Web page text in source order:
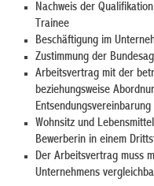
Nachweis der
Trainee
Beschäftigung im
Zustimmung der
Arbeitsvertrag mit der
beziehungsweise
Wohnsitz und
Bewerberin in einem
Der Arbeitsvertrag muss
Unternehmens